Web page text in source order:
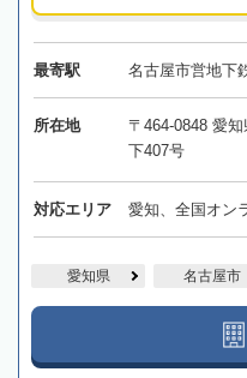
最寄駅 名古屋市営地下
所在地
〒464-0848 愛
下407号
対応エリア 愛知、全国オン
愛知県 名古屋市